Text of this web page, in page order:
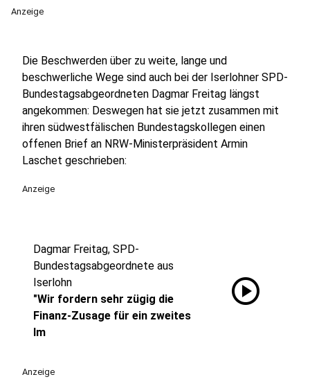
Anzeige
Die Beschwerden über zu weite, lange und
beschwerliche Wege sind auch bei der Iserlohner SPD-
Bundestagsabgeordneten Dagmar Freitag längst
angekommen: Deswegen hat sie jetzt zusammen mit
ihren südwestfälischen Bundestagskollegen einen
offenen Brief an NRW-Ministerpräsident Armin
Laschet geschrieben:
Anzeige
Dagmar Freitag, SPD-
Bundestagsabgeordnete aus
Iserlohn
"Wir fordern sehr zügig die
Finanz-Zusage für ein zweites
Im
play_circle
Anzeige